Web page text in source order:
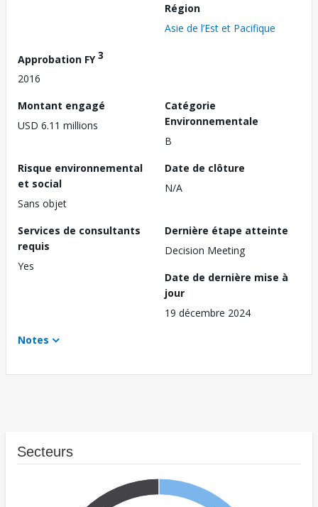
Région
Asie de l’Est et Pacifique
Approbation FY3
2016
Montant engagé
USD 6.11 millions
Catégorie
Environnementale
B
Risque environnemental
et social
Sans objet
Date de clôture
N/A
Services de consultants
requis
Yes
Dernière étape atteinte
Decision Meeting
Date de dernière mise à
jour
19 décembre 2024
Notes
Secteurs